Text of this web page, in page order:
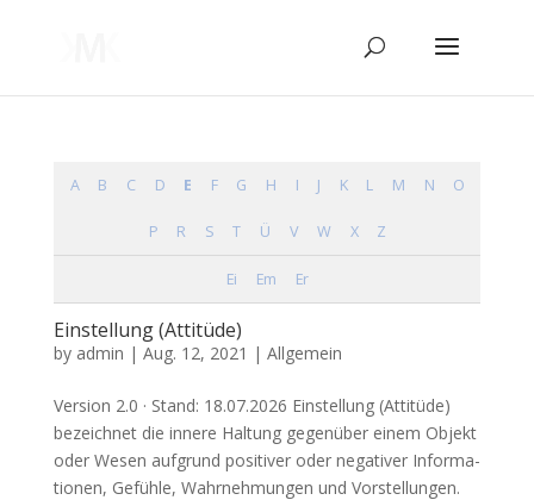
A B C D E F G H I J K L M N O
P R S T Ü V W X Z
Ei Em Er
Einstellung (Attitüde)
by admin | Aug. 12, 2021 | Allgemein
Ver­si­on 2.0 · Stand: 18.07.2026 Ein­stel­lung (Atti­tü­de)
bezeich­net die inne­re Hal­tung gegen­über einem Objekt
oder Wesen auf­grund posi­ti­ver oder nega­ti­ver Infor­ma­
tio­nen, Gefüh­le, Wahr­neh­mun­gen und Vor­stel­lun­gen.